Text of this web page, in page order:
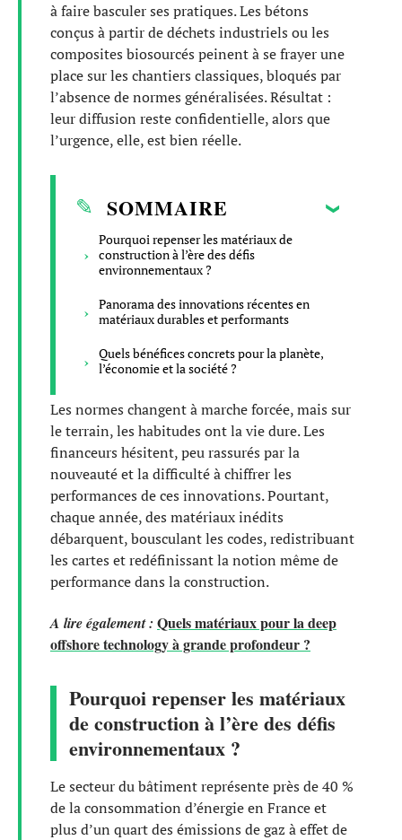
à faire basculer ses pratiques. Les bétons
conçus à partir de déchets industriels ou les
composites biosourcés peinent à se frayer une
place sur les chantiers classiques, bloqués par
l’absence de normes généralisées. Résultat :
leur diffusion reste confidentielle, alors que
l’urgence, elle, est bien réelle.
SOMMAIRE
Pourquoi repenser les matériaux de
construction à l’ère des défis
environnementaux ?
Panorama des innovations récentes en
matériaux durables et performants
Quels bénéfices concrets pour la planète,
l’économie et la société ?
Les normes changent à marche forcée, mais sur
le terrain, les habitudes ont la vie dure. Les
financeurs hésitent, peu rassurés par la
nouveauté et la difficulté à chiffrer les
performances de ces innovations. Pourtant,
chaque année, des matériaux inédits
débarquent, bousculant les codes, redistribuant
les cartes et redéfinissant la notion même de
performance dans la construction.
A lire également : Quels matériaux pour la deep
offshore technology à grande profondeur ?
Pourquoi repenser les matériaux
de construction à l’ère des défis
environnementaux ?
Le secteur du bâtiment représente près de 40 %
de la consommation d’énergie en France et
plus d’un quart des émissions de gaz à effet de